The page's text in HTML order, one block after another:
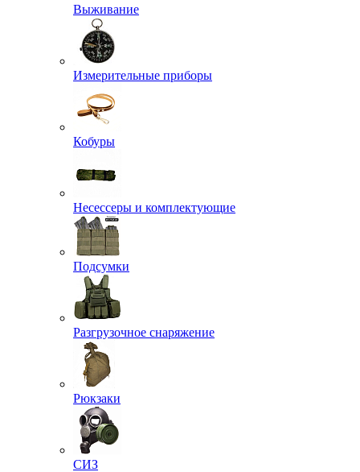
Выживание
Измерительные приборы
Кобуры
Несессеры и комплектующие
Подсумки
Разгрузочное снаряжение
Рюкзаки
СИЗ